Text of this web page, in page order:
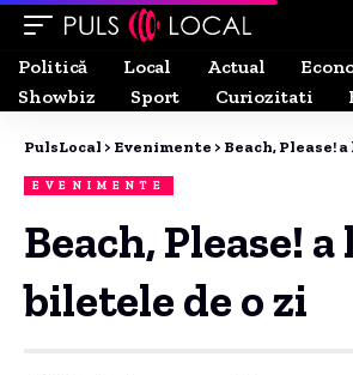
Politică
Local Actual
Showbiz
Sport Curiozitati
PulsLocal > Evenimente > Beach, Please! a
EVENIMENTE
Beach, Please!
biletele de o zi